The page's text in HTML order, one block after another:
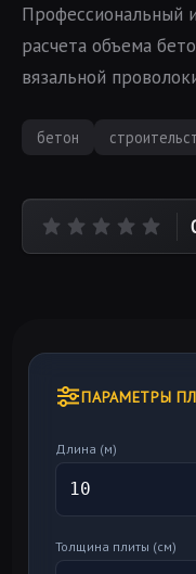
Профессиональный
расчета объема
вязальной
бетон
ПАРАМЕТРЫ
Длина (м)
Толщина плиты (см)